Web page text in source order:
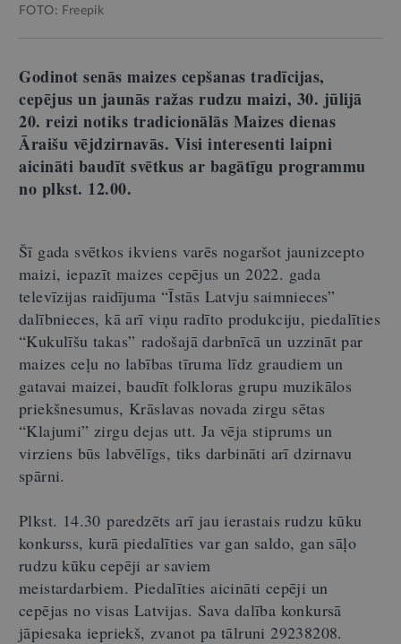
FOTO: Freepik
Godinot senās maizes cepšanas tradīcijas,
cepējus un jaunās ražas rudzu maizi, 30. jūlijā
20. reizi notiks tradicionālās Maizes dienas
Āraišu vējdzirnavās. Visi interesenti laipni
aicināti baudīt svētkus ar bagātīgu programmu
no plkst. 12.00.
Šī gada svētkos ikviens varēs nogaršot jaunizcepto
maizi, iepazīt maizes cepējus un 2022. gada
televīzijas raidījuma “Īstās Latvju saimnieces”
dalībnieces, kā arī viņu radīto produkciju, piedalīties
“Kukulīšu takas” radošajā darbnīcā un uzzināt par
maizes ceļu no labības tīruma līdz graudiem un
gatavai maizei, baudīt folkloras grupu muzikālos
priekšnesumus, Krāslavas novada zirgu sētas
“Klajumi” zirgu dejas utt. Ja vēja stiprums un
virziens būs labvēlīgs, tiks darbināti arī dzirnavu
spārni.
Plkst. 14.30 paredzēts arī jau ierastais rudzu kūku
konkurss, kurā piedalīties var gan saldo, gan sāļo
rudzu kūku cepēji ar saviem
meistardarbiem. Piedalīties aicināti cepēji un
cepējas no visas Latvijas. Sava dalība konkursā
jāpiesaka iepriekš, zvanot pa tālruni 29238208.